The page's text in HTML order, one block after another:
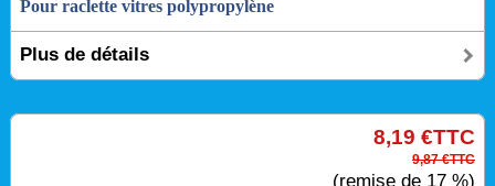
Pour raclette vitres polypropylène
Plus de détails
8,19 €TTC
9,87 €TTC
(remise de 17 %)